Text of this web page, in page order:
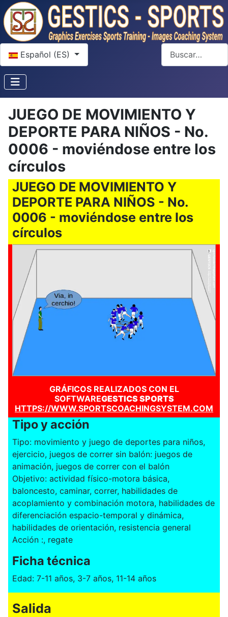
Seleccione su idioma
Español (ES)
Buscar
JUEGO DE MOVIMIENTO Y
DEPORTE PARA NIÑOS - No.
0006 - moviéndose entre los
círculos
JUEGO DE MOVIMIENTO Y
DEPORTE PARA NIÑOS - No.
0006 - moviéndose entre los
círculos
GRÁFICOS REALIZADOS CON EL
SOFTWAREGESTICS SPORTS
HTTPS://WWW.SPORTSCOACHINGSYSTEM.COM
Tipo y acción
Tipo: movimiento y juego de deportes para niños,
ejercicio, juegos de correr sin balón: juegos de
animación, juegos de correr con el balón
Objetivo: actividad físico-motora básica,
baloncesto, caminar, correr, habilidades de
acoplamiento y combinación motora, habilidades de
diferenciación espacio-temporal y dinámica,
habilidades de orientación, resistencia general
Acción :, regate
Ficha técnica
Edad: 7-11 años, 3-7 años, 11-14 años
Salida